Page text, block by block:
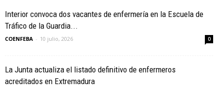
Interior convoca dos vacantes de enfermería en la Escuela de
Tráfico de la Guardia...
COENFEBA - 10 julio, 2026 0
La Junta actualiza el listado definitivo de enfermeros
acreditados en Extremadura